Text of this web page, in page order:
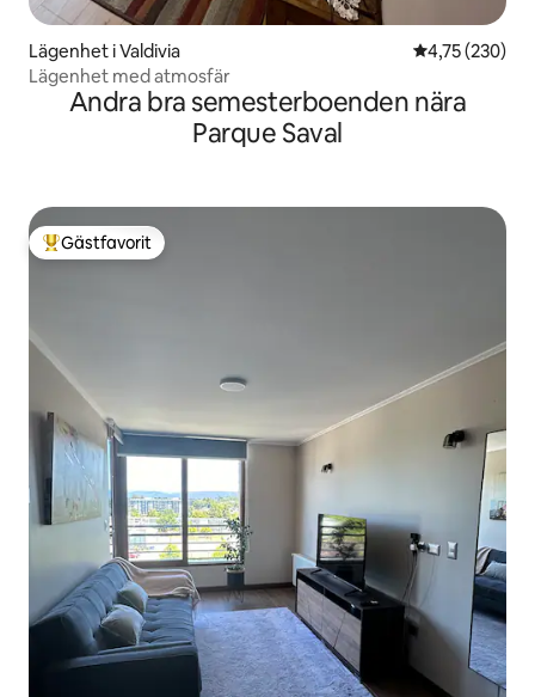
Lägenhet i Valdivia 4,75 av 5 i
4,75 (230)
Lägenhet med atmosfär
Andra bra semesterboenden nära
Parque Saval
Populär gästfavorit
Gästfavorit